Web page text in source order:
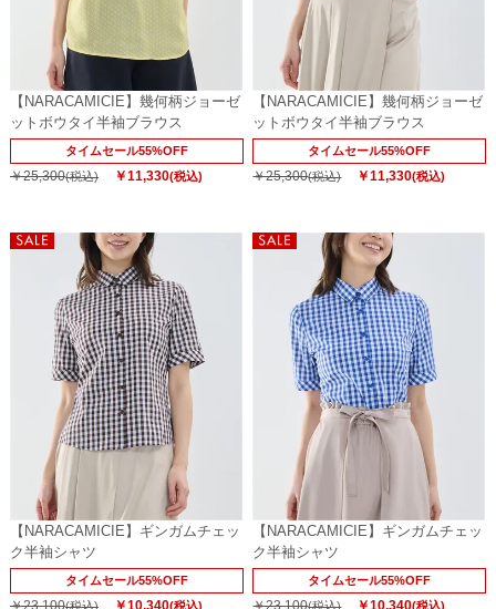
【NARACAMICIE】幾何柄ジョーゼ
ットボウタイ半袖ブラウス
タイムセール55%OFF
￥25,300(税込) ￥11,330(税込)
【NARACAMICIE】幾何柄ジョーゼ
ットボウタイ半袖ブラウス
タイムセール55%OFF
￥25,300(税込) ￥11,330(税込)
【NARACAMICIE】ギンガムチェッ
ク半袖シャツ
タイムセール55%OFF
￥23,100(税込) ￥10,340(税込)
【NARACAMICIE】ギンガムチェッ
ク半袖シャツ
タイムセール55%OFF
￥23,100(税込) ￥10,340(税込)